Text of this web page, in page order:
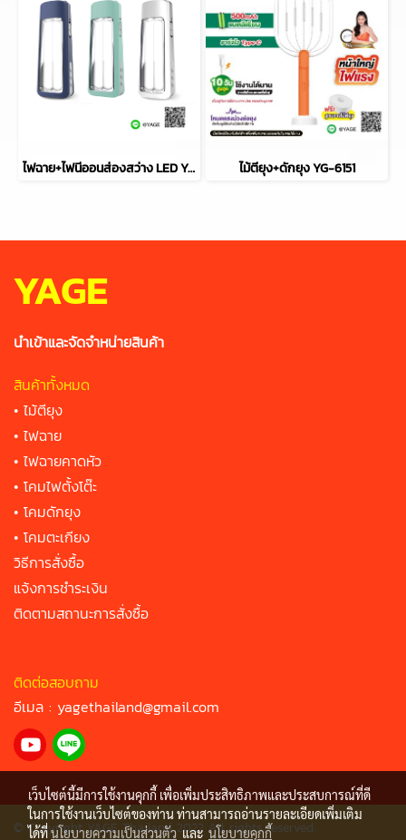
ไฟฉาย+ไฟนีออนส่องสว่าง LED YG-SW03 ไม้ตียุง+ดักยุง YG-6151
YAGE
นำเข้าและจัดจำหน่ายสินค้า
สินค้าทั้งหมด
• ไม้ตียุง
• ไฟฉาย
• ไฟฉายคาดหัว
• โคมไฟตั้งโต๊ะ
• โคมดักยุง
• โคมตะเกียง
วิธีการสั่งซื้อ
แจ้งการชำระเงิน
ติดตามสถานะการสั่งซื้อ
ติดต่อสอบถาม
อีเมล : yagethailand@gmail.com
© Copyright YAGE Thailand 2022 All rights reserved.
เว็บไซต์นี้มีการใช้งานคุกกี้ เพื่อเพิ่มประสิทธิภาพและประสบการณ์ที่ดี
ในการใช้งานเว็บไซต์ของท่าน ท่านสามารถอ่านรายละเอียดเพิ่มเติม
ได้ที่นโยบายความเป็นส่วนตัวและ นโยบายคุกกี้